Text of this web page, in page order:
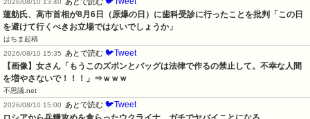
2026/08/10 13:40
蓮舫氏、高市首相が8月6日（原爆の日）に歯科受診に行ったことを批判「この日
を避けて行くべきお立場ではないでしょうか」
はちま起稿
2026/08/10 15:35
あとで読む 🐦Tweet
【画像】女さん「もうこのズボンとバッグは法律で作るの禁止して。不幸な人間
を増やさないで！！！」⇒ｗｗｗ
不思議.net
2026/08/10 15:00
あとで読む 🐦Tweet